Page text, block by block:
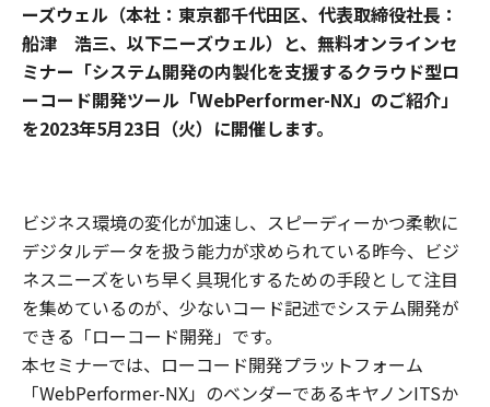
ーズウェル（本社：東京都千代田区、代表取締役社長：
船津 浩三、以下ニーズウェル）と、無料オンラインセ
ミナー「システム開発の内製化を支援するクラウド型ロ
ーコード開発ツール「WebPerformer-NX」のご紹介」
を2023年5月23日（火）に開催します。
ビジネス環境の変化が加速し、スピーディーかつ柔軟に
デジタルデータを扱う能力が求められている昨今、ビジ
ネスニーズをいち早く具現化するための手段として注目
を集めているのが、少ないコード記述でシステム開発が
できる「ローコード開発」です。
本セミナーでは、ローコード開発プラットフォーム
「WebPerformer-NX」のベンダーであるキヤノンITSか